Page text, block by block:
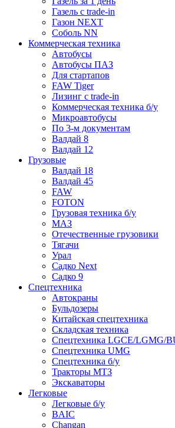
Газель с trade-in
Газон NEXT
Соболь NN
Коммерческая техника
Автобусы
Автобусы ПАЗ
Для стартапов
FAW Tiger
Лизинг с trade-in
Коммерческая техника б/у
Микроавтобусы
По 3-м документам
Валдай 8
Валдай 12
Грузовые
Валдай 18
Валдай 45
FAW
FOTON
Грузовая техника б/у
МАЗ
Отечественные грузовики
Тягачи
Урал
Садко Next
Садко 9
Спецтехника
Автокраны
Бульдозеры
Китайская спецтехника
Складская техника
Спецтехника LGCE/LGMG/
Спецтехника UMG
Спецтехника б/у
Тракторы МТЗ
Экскаваторы
Легковые
Легковые б/у
BAIC
Changan